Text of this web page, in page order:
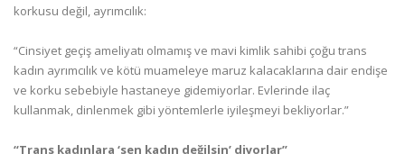
korkusu değil, ayrımcılık:
“Cinsiyet geçiş ameliyatı olmamış ve mavi kimlik sahibi çoğu trans
kadın ayrımcılık ve kötü muameleye maruz kalacaklarına dair endişe
ve korku sebebiyle hastaneye gidemiyorlar. Evlerinde ilaç
kullanmak, dinlenmek gibi yöntemlerle iyileşmeyi bekliyorlar.”
“Trans kadınlara ‘sen kadın değilsin’ diyorlar”